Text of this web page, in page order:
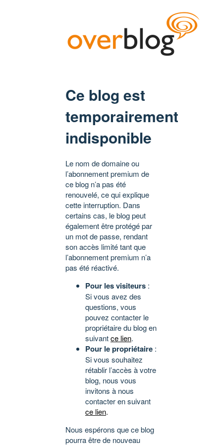
Ce blog est
temporairement
indisponible
Le nom de domaine ou
l’abonnement premium de
ce blog n’a pas été
renouvelé, ce qui explique
cette interruption. Dans
certains cas, le blog peut
également être protégé par
un mot de passe, rendant
son accès limité tant que
l’abonnement premium n’a
pas été réactivé.
Pour les visiteurs :
Si vous avez des
questions, vous
pouvez contacter le
propriétaire du blog en
suivantce lien.
Pour le propriétaire :
Si vous souhaitez
rétablir l’accès à votre
blog, nous vous
invitons à nous
contacter en suivant
ce lien.
Nous espérons que ce blog
pourra être de nouveau